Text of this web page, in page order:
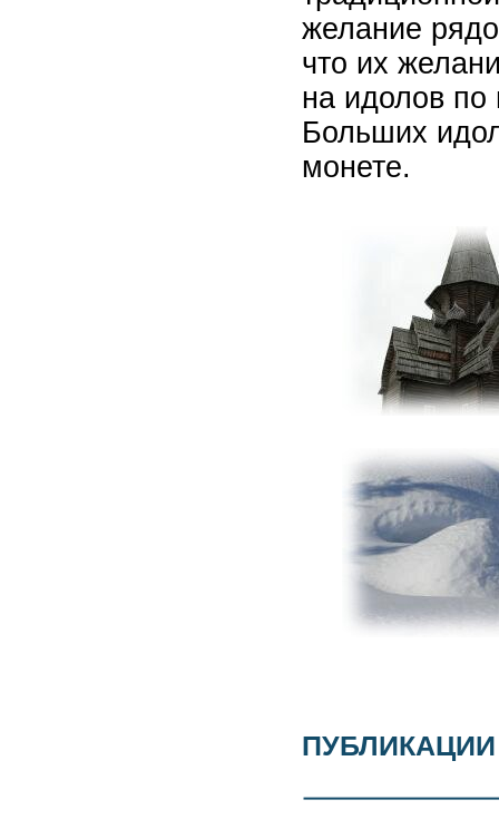
желание
что их
на идолов по
Больших
монете.